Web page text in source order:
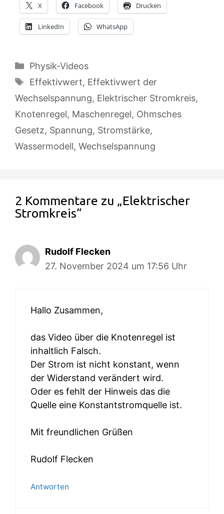
X Facebook Drucken
LinkedIn WhatsApp
Kategorien
Physik-Videos
Schlagwörter
Effektivwert, Effektivwert der
Wechselspannung, Elektrischer Stromkreis,
Knotenregel, Maschenregel, Ohmsches
Gesetz, Spannung, Stromstärke,
Wassermodell, Wechselspannung
2 Kommentare zu „Elektrischer
Stromkreis“
Rudolf Flecken
27. November 2024 um 17:56 Uhr
Hallo Zusammen,
das Video über die Knotenregel ist
inhaltlich Falsch.
Der Strom ist nicht konstant, wenn
der Widerstand verändert wird.
Oder es fehlt der Hinweis das die
Quelle eine Konstantstromquelle ist.
Mit freundlichen Grüßen
Rudolf Flecken
Antworten